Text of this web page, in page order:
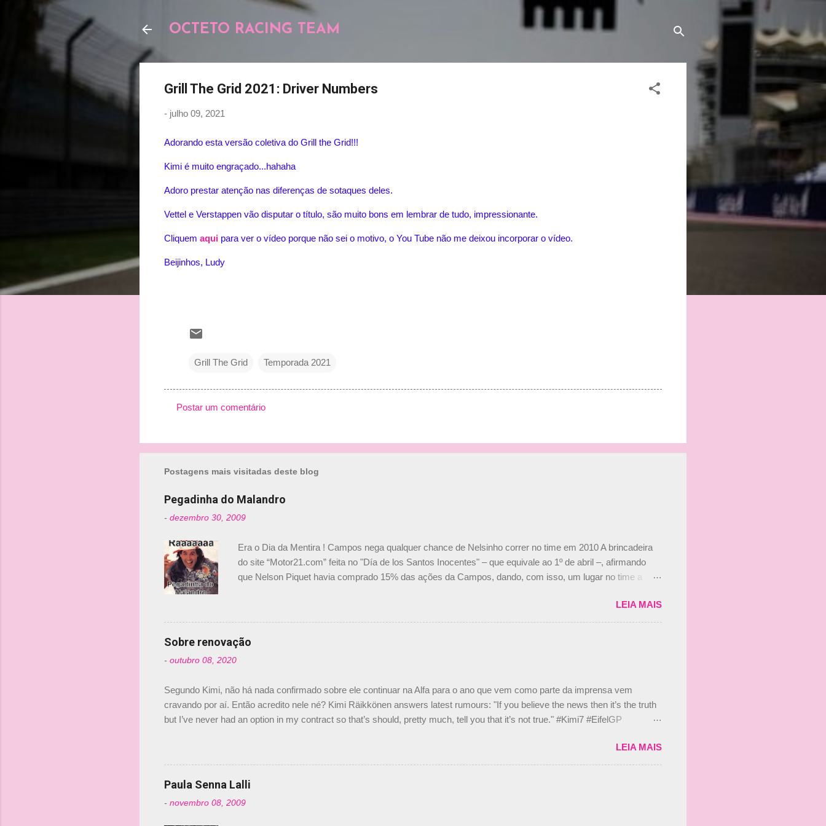
OCTETO RACING TEAM
Grill The Grid 2021: Driver Numbers
- julho 09, 2021
Adorando esta versão coletiva do Grill the Grid!!!
Kimi é muito engraçado...hahaha
Adoro prestar atenção nas diferenças de sotaques deles.
Vettel e Verstappen vão disputar o título, são muito bons em lembrar de tudo, impressionante.
Cliquem aqui para ver o vídeo porque não sei o motivo, o You Tube não me deixou incorporar o vídeo.
Beijinhos, Ludy
Grill The Grid Temporada 2021
m
e
t
á
r
i
o
s
Postar um comentário
Postagens mais visitadas deste blog
Pegadinha do Malandro
- dezembro 30, 2009
Era o Dia da Mentira ! Campos nega qualquer chance de Nelsinho correr no time em 2010 A brincadeira
do site “Motor21.com” feita no "Día de los Santos Inocentes" – que equivale ao 1º de abril –, afirmando
que Nelson Piquet havia comprado 15% das ações da Campos, dando, com isso, um lugar no time a
dirigente foi taxativo ao declarar que o brasileiro não será o companheiro de Bruno Senna em 2010. "Na
verdade, nós recebemos uma oferta de Piquet", admitiu Audetto. “Mas depois de ter assinado com Bruno
Senna, não podemos ter dois brasileiros”, explicou, dizendo ainda que não tem nada contra o filho do
LEIA MAIS
Sobre renovação
- outubro 08, 2020
Segundo Kimi, não há nada confirmado sobre ele continuar na Alfa para o ano que vem como parte da imprensa vem
cravando por aí. Então acredito nele né? Kimi Räikkönen answers latest rumours: "If you believe the news then it’s the truth
but I’ve never had an option in my contract so that’s should, pretty much, tell you that it’s not true." #Kimi7 #EifelGP
falando sobre o fato do Iceman estar há tantos anos na F1. What is it like to have Kimi as a team mate? 🙌 Over to you,
@RGrosjean ! #EifelGP 🇩🇪 #F1 pic.twitter.com/GSAu1LWnwW — Formula 1 (@F1) October 8, 2020 Beijinhos, Ludy
LEIA MAIS
Paula Senna Lalli
- novembro 08, 2009